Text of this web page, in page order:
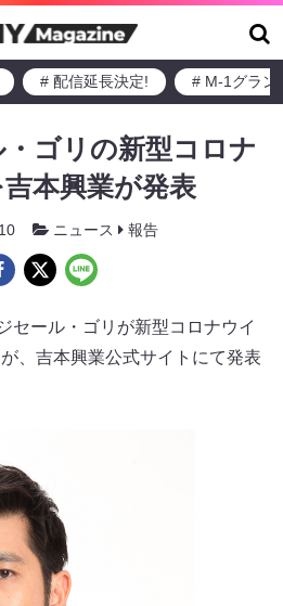
# 配信延長決定! # M-1グラン
ゴリの新型コロナ
本興業が発表
ニュース 報告
セール・ゴリが新型コロナウイ
、吉本興業公式サイトにて発表